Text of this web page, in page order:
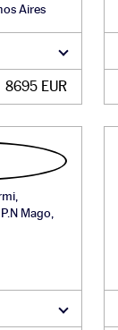
Aires
8695 EUR
Mago,